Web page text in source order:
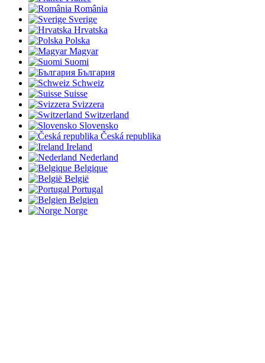
România
Sverige
Hrvatska
Polska
Magyar
Suomi
България
Schweiz
Suisse
Svizzera
Switzerland
Slovensko
Česká republika
Ireland
Nederland
Belgique
België
Portugal
Belgien
Norge